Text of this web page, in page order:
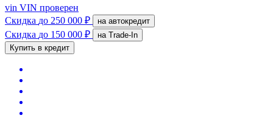
vin VIN проверен
Скидка до 250 000 ₽ на автокредит
Скидка до 150 000 ₽
на Trade-In
Купить в кредит